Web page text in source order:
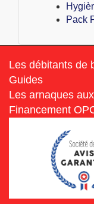
Pack
Les débitants de
Guides
Les arnaques
Financement